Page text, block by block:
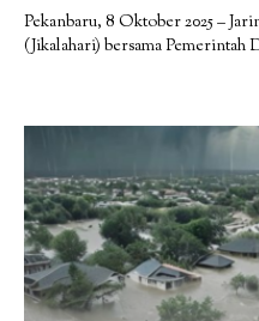
Pekanbaru, 8 Oktober 2025 –
(Jikalahari) bersama Pemerintah